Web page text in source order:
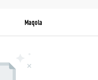
Maqola